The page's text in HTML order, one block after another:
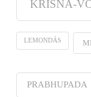
KRISNA-
LEMONDÁS
PRABHUPADA